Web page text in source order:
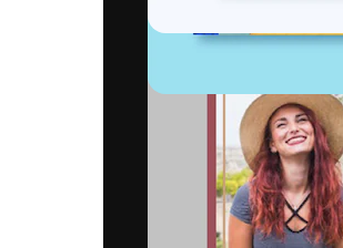
Copyright ©